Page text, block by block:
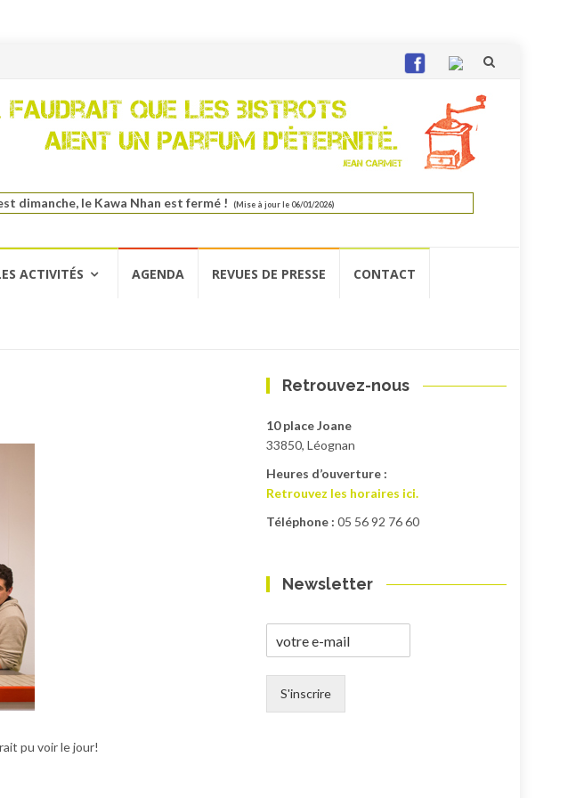
Aller
contenu
dimanche, le Kawa Nhan est fermé ! (Mise à jour le 06/01/2026)
ACTIVITÉS AGENDA REVUES DE PRESSE CONTACT
pu voir le jour!
Retrouvez-nous
10 place Joane
33850, Léognan
Heures d’ouverture :
Retrouvez les horaires ici.
Téléphone : 05 56 92 76 60
Newsletter
S'inscrire